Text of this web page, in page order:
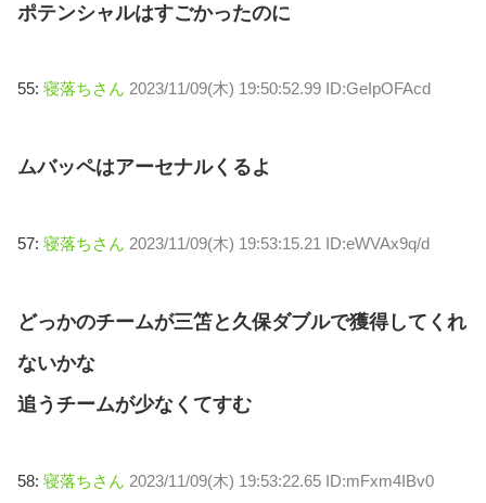
ポテンシャルはすごかったのに
55: 寝落ちさん 2023/11/09(木) 19:50:52.99 ID:GeIpOFAcd
ムバッペはアーセナルくるよ
57: 寝落ちさん 2023/11/09(木) 19:53:15.21 ID:eWVAx9q/d
どっかのチームが三笘と久保ダブルで獲得してくれ
ないかな
追うチームが少なくてすむ
58: 寝落ちさん 2023/11/09(木) 19:53:22.65 ID:mFxm4IBv0